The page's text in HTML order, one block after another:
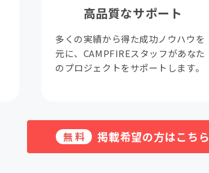
高品質なサポート
多くの実績から得た成功ノウハウを
元に、CAMPFIREスタッフがあなた
のプロジェクトをサポートします。
無料 掲載希望の方はこちら